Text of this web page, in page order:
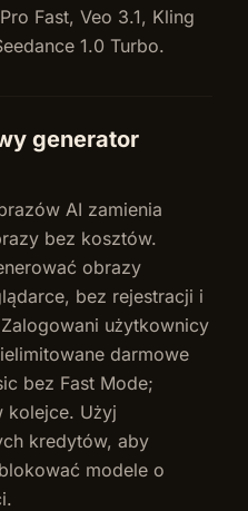
Fast, Veo 3.1, Kling
1.0 Turbo.
generator
AI zamienia
bez kosztów.
obrazy
bez rejestracji i
użytkownicy
darmowe
bez Fast Mode;
kolejce. Użyj
kredytów, aby
modele o